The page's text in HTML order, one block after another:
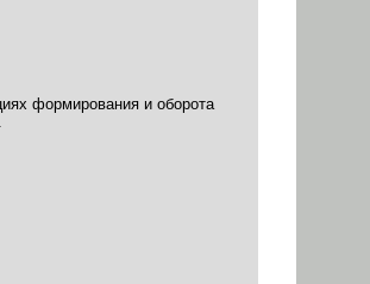
формирования и оборота